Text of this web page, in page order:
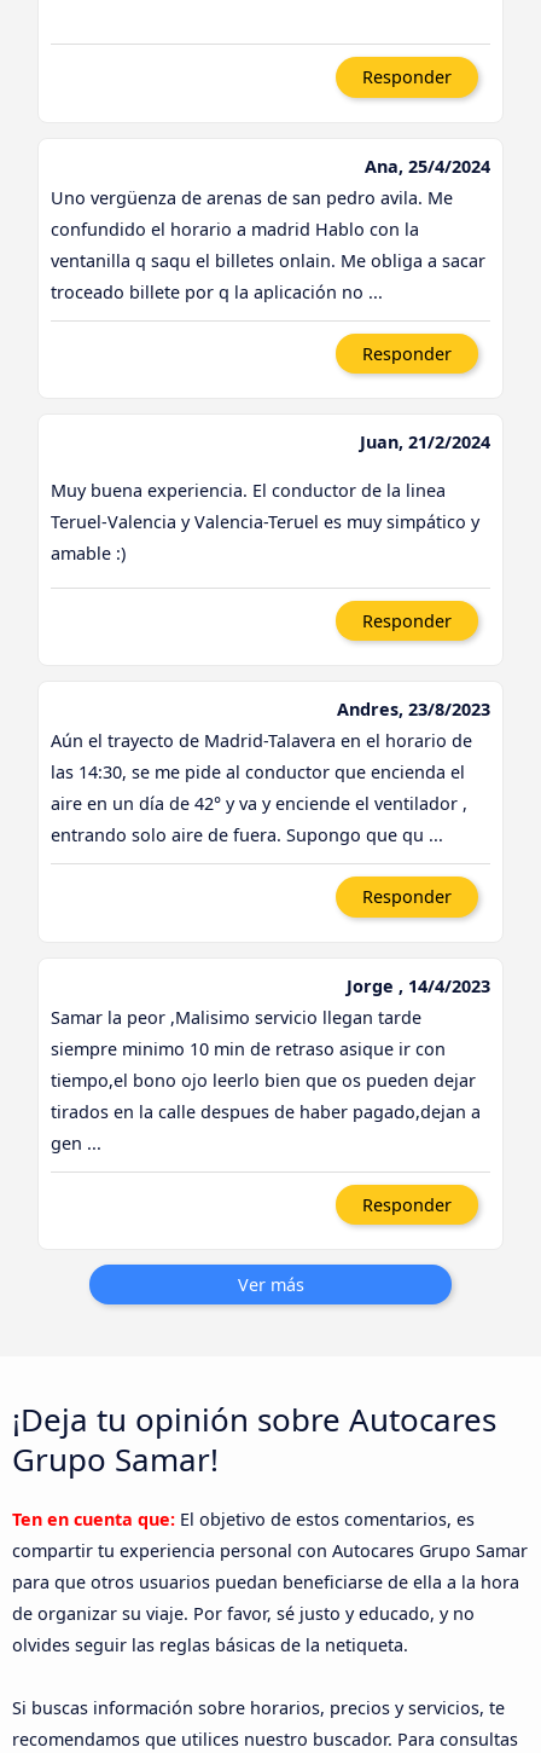
Responder
Ana, 25/4/2024
Uno vergüenza de arenas de san pedro avila. Me
confundido el horario a madrid Hablo con la
ventanilla q saqu el billetes onlain. Me obliga a sacar
troceado billete por q la aplicación no ...
Responder
Juan, 21/2/2024
Muy buena experiencia. El conductor de la linea
Teruel-Valencia y Valencia-Teruel es muy simpático y
amable :)
Responder
Andres, 23/8/2023
Aún el trayecto de Madrid-Talavera en el horario de
las 14:30, se me pide al conductor que encienda el
aire en un día de 42° y va y enciende el ventilador ,
entrando solo aire de fuera. Supongo que qu ...
Responder
Jorge , 14/4/2023
Samar la peor ,Malisimo servicio llegan tarde
siempre minimo 10 min de retraso asique ir con
tiempo,el bono ojo leerlo bien que os pueden dejar
tirados en la calle despues de haber pagado,dejan a
gen ...
Responder
Ver más
¡Deja tu opinión sobre Autocares
Grupo Samar!
Ten en cuenta que: El objetivo de estos comentarios, es
compartir tu experiencia personal con Autocares Grupo Samar
para que otros usuarios puedan beneficiarse de ella a la hora
de organizar su viaje. Por favor, sé justo y educado, y no
olvides seguir las reglas básicas de la netiqueta.
Si buscas información sobre horarios, precios y servicios, te
recomendamos que utilices nuestro buscador. Para consultas